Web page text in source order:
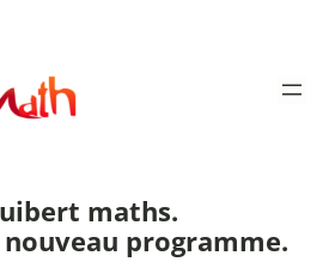
maths.
nouveau programme.